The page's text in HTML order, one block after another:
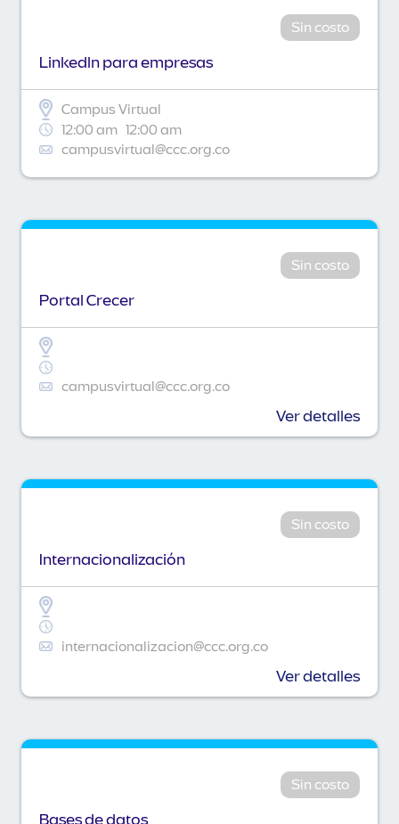
Sin costo
Linkedln para empresas
Campus Virtual
12:00 am 12:00 am
campusvirtual@ccc.org.co
Sin costo
Portal Crecer
campusvirtual@ccc.org.co
Ver detalles
Sin costo
Internacionalización
internacionalizacion@ccc.org.co
Ver detalles
Sin costo
Bases de datos